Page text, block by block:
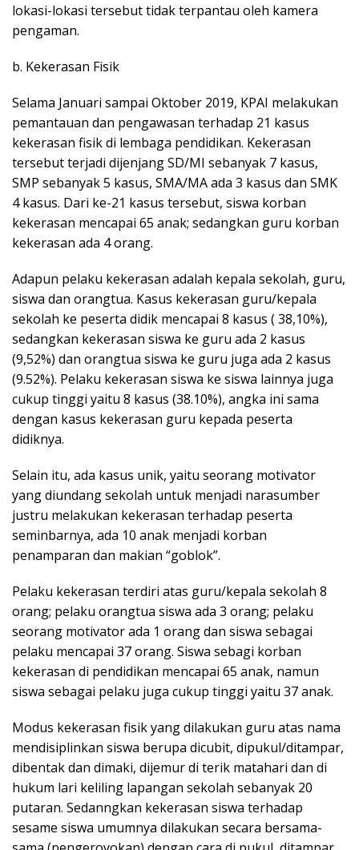
lokasi-lokasi tersebut tidak terpantau oleh kamera
pengaman.
b. Kekerasan Fisik
Selama Januari sampai Oktober 2019, KPAI melakukan
pemantauan dan pengawasan terhadap 21 kasus
kekerasan fisik di lembaga pendidikan. Kekerasan
tersebut terjadi dijenjang SD/MI sebanyak 7 kasus,
SMP sebanyak 5 kasus, SMA/MA ada 3 kasus dan SMK
4 kasus. Dari ke-21 kasus tersebut, siswa korban
kekerasan mencapai 65 anak; sedangkan guru korban
kekerasan ada 4 orang.
Adapun pelaku kekerasan adalah kepala sekolah, guru,
siswa dan orangtua. Kasus kekerasan guru/kepala
sekolah ke peserta didik mencapai 8 kasus ( 38,10%),
sedangkan kekerasan siswa ke guru ada 2 kasus
(9,52%) dan orangtua siswa ke guru juga ada 2 kasus
(9.52%). Pelaku kekerasan siswa ke siswa lainnya juga
cukup tinggi yaitu 8 kasus (38.10%), angka ini sama
dengan kasus kekerasan guru kepada peserta
didiknya.
Selain itu, ada kasus unik, yaitu seorang motivator
yang diundang sekolah untuk menjadi narasumber
justru melakukan kekerasan terhadap peserta
seminbarnya, ada 10 anak menjadi korban
penamparan dan makian “goblok”.
Pelaku kekerasan terdiri atas guru/kepala sekolah 8
orang; pelaku orangtua siswa ada 3 orang; pelaku
seorang motivator ada 1 orang dan siswa sebagai
pelaku mencapai 37 orang. Siswa sebagi korban
kekerasan di pendidikan mencapai 65 anak, namun
siswa sebagai pelaku juga cukup tinggi yaitu 37 anak.
Modus kekerasan fisik yang dilakukan guru atas nama
mendisiplinkan siswa berupa dicubit, dipukul/ditampar,
dibentak dan dimaki, dijemur di terik matahari dan di
hukum lari keliling lapangan sekolah sebanyak 20
putaran. Sedanngkan kekerasan siswa terhadap
sesame siswa umumnya dilakukan secara bersama-